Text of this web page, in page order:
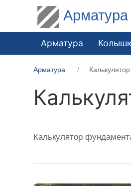
Арматура
Арматура Калькулятор
Калькулятор